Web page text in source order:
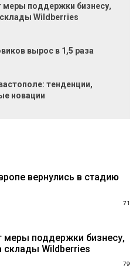
меры поддержки бизнесу,
Wildberries
вырос в 1,5 раза
тенденции,
новации
вернулись в стадию
71
меры поддержки бизнесу,
склады Wildberries
79